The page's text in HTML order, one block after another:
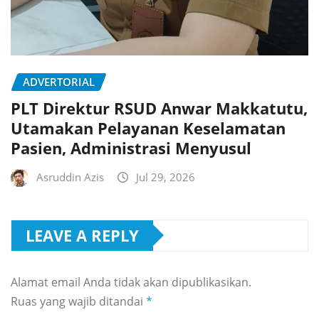
ADVERTORIAL
PLT Direktur RSUD Anwar Makkatutu,
Utamakan Pelayanan Keselamatan
Pasien, Administrasi Menyusul
Asruddin Azis Jul 29, 2026
LEAVE A REPLY
Alamat email Anda tidak akan dipublikasikan.
Ruas yang wajib ditandai *